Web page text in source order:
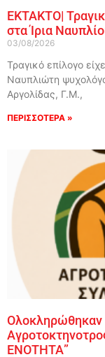
ΕΚΤΑΚΤΟ|
στα Ίρια
03/08/2026
Τραγικό επίλογο
Ναυπλιώτη
Αργολίδας, Γ.Μ.,
ΠΕΡΙΣΣΟΤΕΡΑ »
Ολοκληρώθηκαν
ΕΝΟΤΗΤΑ”